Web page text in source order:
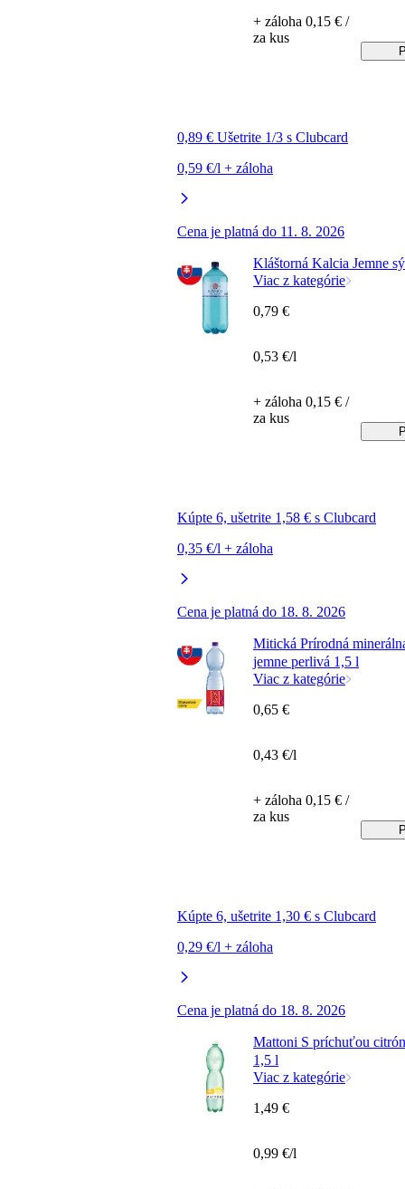
0,89 € Ušetrite 1/3 s Clubcard
0,59 €/l + záloha
Cena je platná do 11. 8. 2026
+ záloha 0,15 € /
za kus
Kláštorná Kalcia Jemne
Viac z kategórie
Kúpte 6, ušetrite 1,58 € s Clubcard
0,35 €/l + záloha
Cena je platná do 18. 8. 2026
0,79 €
0,53 €/l
+ záloha 0,15 € /
za kus
Mitická Prírodná
jemne perlivá 1,5 l
Viac z kategórie
Kúpte 6, ušetrite 1,30 € s Clubcard
0,29 €/l + záloha
Cena je platná do 18. 8. 2026
0,65 €
0,43 €/l
+ záloha 0,15 € /
za kus
Mattoni S príchuťou
1,5 l
Viac z kategórie
1,49 €
0,99 €/l